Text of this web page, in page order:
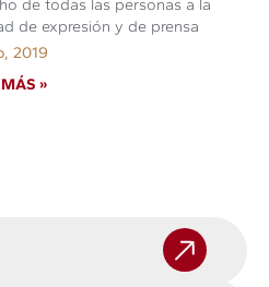
de todas las personas a la
de expresión y de prensa
2019
»